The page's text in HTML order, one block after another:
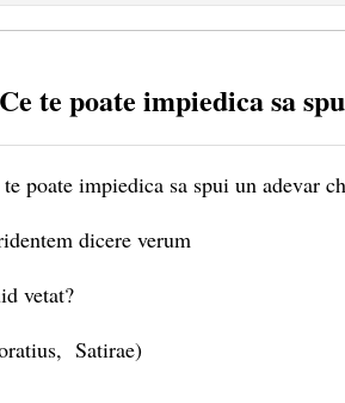
Ce te poate impiedica sa
poate impiedica sa spui un adevar
dicere verum
vetat?
Satirae)